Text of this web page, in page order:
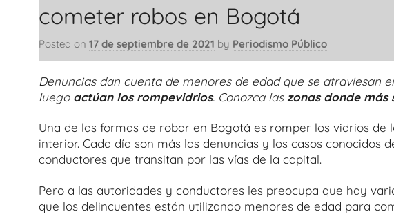
cometer robos en Bogotá
Posted on 17 de septiembre de 2021 by Periodismo Público
Denuncias dan cuenta de menores de edad que se atraviesan
luego actúan los rompevidrios. Conozca las zonas donde más
Una de las formas de robar en Bogotá es romper los vidrios de
interior. Cada día son más las denuncias y los casos conocidos
conductores que transitan por las vías de la capital.
Pero a las autoridades y conductores les preocupa que hay
que los delincuentes están utilizando menores de edad para